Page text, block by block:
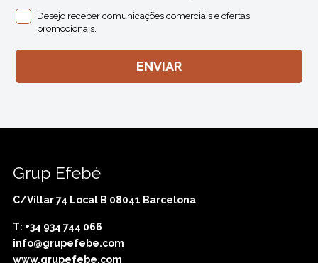
Desejo receber comunicações comerciais e ofertas
promocionais.
Grup Efebé
C/Villar 74 Local B 08041 Barcelona
T: +34 934 744 066
info@grupefebe.com
www.grupefebe.com